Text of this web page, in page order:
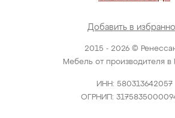
2015 - 2026 ©
Мебель от производителя в
ИНН: 580313642057
ОГРНИП:
Добавить в